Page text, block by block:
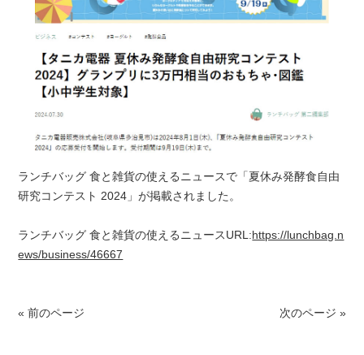
ランチバッグ 食と雑貨の使えるニュースで「夏休み発酵食自由
研究コンテスト 2024」が掲載されました。
ランチバッグ 食と雑貨の使えるニュースURL:https://lunchbag.n
ews/business/46667
« 前のページ 次のページ »